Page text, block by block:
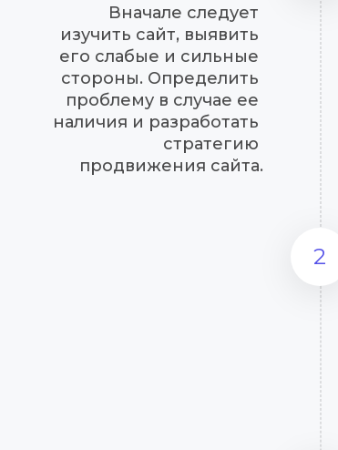
Вначале следует
изучить сайт, выявить
его слабые и сильные
стороны. Определить
проблему в случае ее
наличия и разработать
стратегию
продвижения сайта.
2